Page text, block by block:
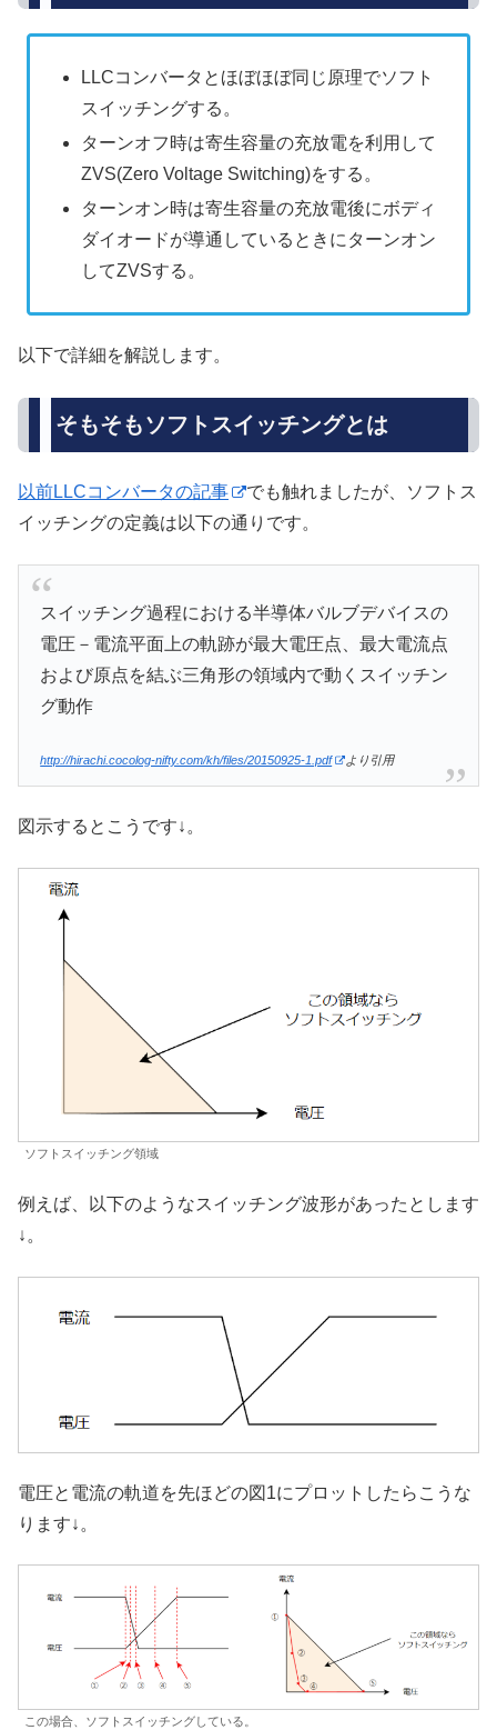
LLCコンバータとほぼほぼ同じ原理でソフト
スイッチングする。
ターンオフ時は寄生容量の充放電を利用して
ZVS(Zero Voltage Switching)をする。
ターンオン時は寄生容量の充放電後にボディ
ダイオードが導通しているときにターンオン
してZVSする。
以下で詳細を解説します。
そもそもソフトスイッチングとは
以前LLCコンバータの記事
でも触れましたが、ソフトス
イッチングの定義は以下の通りです。
スイッチング過程における半導体バルブデバイスの
電圧－電流平面上の軌跡が最大電圧点、最大電流点
および原点を結ぶ三角形の領域内で動くスイッチン
グ動作
http://hirachi.cocolog-nifty.com/kh/files/20150925-1.pdf より引用
図示するとこうです↓。
ソフトスイッチング領域
例えば、以下のようなスイッチング波形があったとします
↓。
電圧と電流の軌道を先ほどの図1にプロットしたらこうな
ります↓。
この場合、ソフトスイッチングしている。